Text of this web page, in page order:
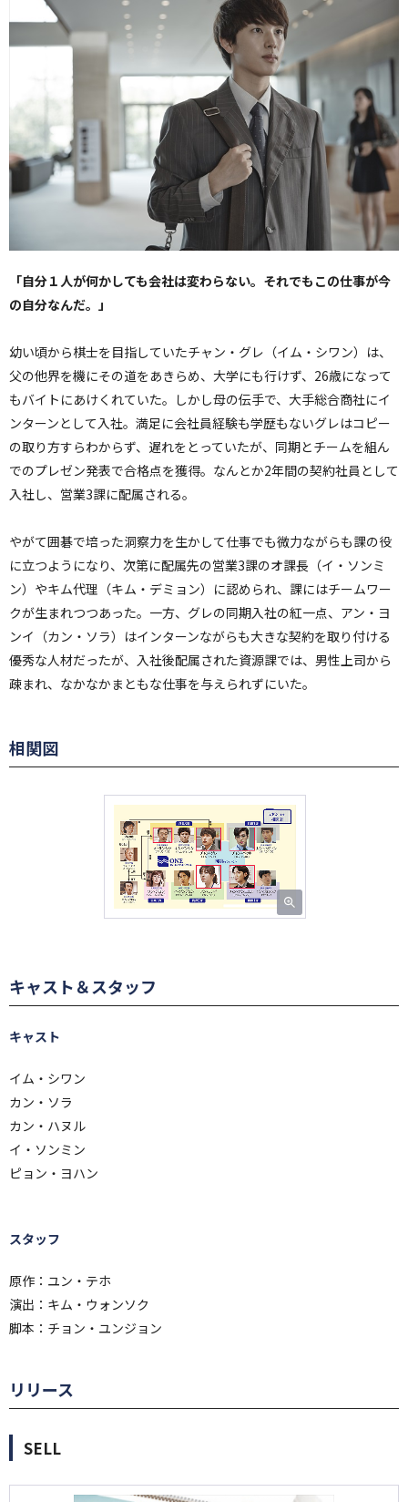
「自分１人が何かしても会社は変わらない。それでもこの仕事が今
の自分なんだ。」
幼い頃から棋士を目指していたチャン・グレ（イム・シワン）は、
父の他界を機にその道をあきらめ、大学にも行けず、26歳になって
もバイトにあけくれていた。しかし母の伝手で、大手総合商社にイ
ンターンとして入社。満足に会社員経験も学歴もないグレはコピー
の取り方すらわからず、遅れをとっていたが、同期とチームを組ん
でのプレゼン発表で合格点を獲得。なんとか2年間の契約社員として
入社し、営業3課に配属される。
やがて囲碁で培った洞察力を生かして仕事でも微力ながらも課の役
に立つようになり、次第に配属先の営業3課のオ課長（イ・ソンミ
ン）やキム代理（キム・デミョン）に認められ、課にはチームワー
クが生まれつつあった。一方、グレの同期入社の紅一点、アン・ヨ
ンイ（カン・ソラ）はインターンながらも大きな契約を取り付ける
優秀な人材だったが、入社後配属された資源課では、男性上司から
疎まれ、なかなかまともな仕事を与えられずにいた。
相関図
キャスト＆スタッフ
キャスト
イム・シワン
カン・ソラ
カン・ハヌル
イ・ソンミン
ピョン・ヨハン
スタッフ
原作：ユン・テホ
演出：キム・ウォンソク
脚本：チョン・ユンジョン
リリース
SELL